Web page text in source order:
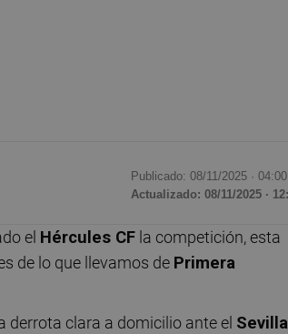
Publicado: 08/11/2025 · 04:00
Actualizado: 08/11/2025 ·
el Hércules CF la competición, esta
de lo que llevamos de Primera
derrota clara a domicilio ante el Sevilla